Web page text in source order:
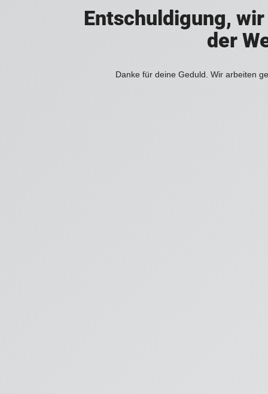
Entschuldigung,
der
Danke für deine Geduld. Wir arbeiten